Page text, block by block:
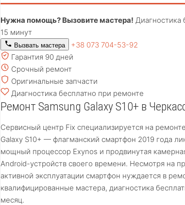
Нужна помощь? Вызовите мастера! Диагностика
15 минут
Вызвать мастера
+38 073 704-53-92
Гарантия 90 дней
Срочный ремонт
Оригинальные запчасти
Диагностика бесплатно при ремонте
Ремонт Samsung Galaxy S10+ в
Сервисный центр Fix специализируется на
Galaxy S10+ — флагманский смартфон 2019 года
мощный процессор Exynos и продвинутая
Android-устройств своего времени. Несмотря на
активной эксплуатации смартфон нуждается в
квалифицированные мастера, диагностика
месяц.